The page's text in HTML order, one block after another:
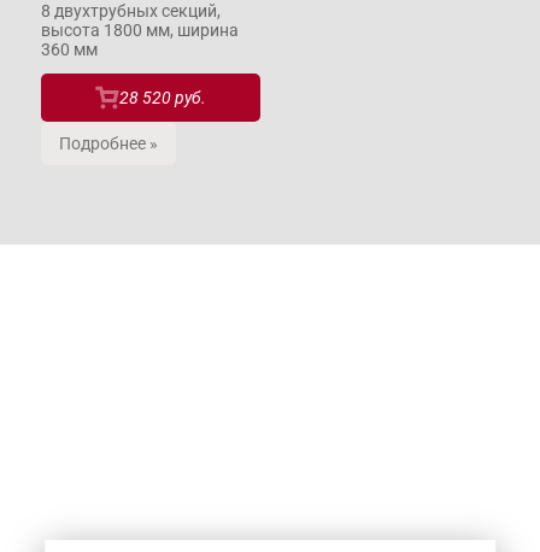
8 двухтрубных секций,
высота 1800 мм, ширина
360 мм
28 520 руб.
Подробнее »